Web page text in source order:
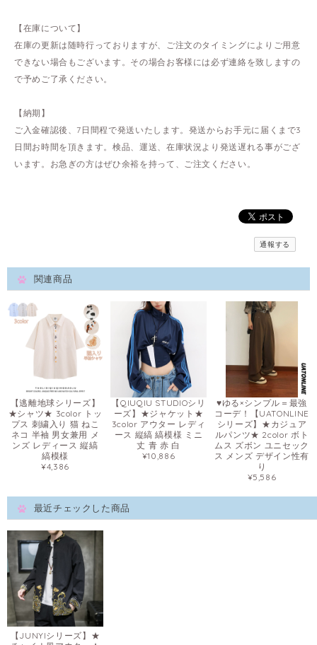
【在庫について】
在庫の更新は随時行っておりますが、ご注文のタイミングによりご用意
できない場合もございます。その場合お客様には必ず連絡を致しますの
で予めご了承ください。
【納期】
ご入金確認後、7日間程で発送いたします。発送からお手元に届くまで3
日間お時間を頂きます。検品、運送、在庫状況より発送遅れる事がござ
います。お急ぎの方はぜひ余裕を持って、ご注文ください。
通報する
関連商品
【逃離地球シリーズ】
★シャツ★ 3color トッ
プス 刺繍入り 猫 ねこ
ネコ 半袖 男女兼用 メ
ンズ レディース 縦縞
縞模様
¥4,386
【QIUQIU STUDIOシリ
ーズ】★ジャケット★
3color アウター レディ
ース 縦縞 縞模様 ミニ
丈 青 赤 白
¥10,886
♥ゆる×シンプル＝最強
コーデ！【UATONLINE
シリーズ】★カジュア
ルパンツ★ 2color ボト
ムス ズボン ユニセック
ス メンズ デザイン性有
り
¥5,586
最近チェックした商品
【JUNYIシリーズ】★